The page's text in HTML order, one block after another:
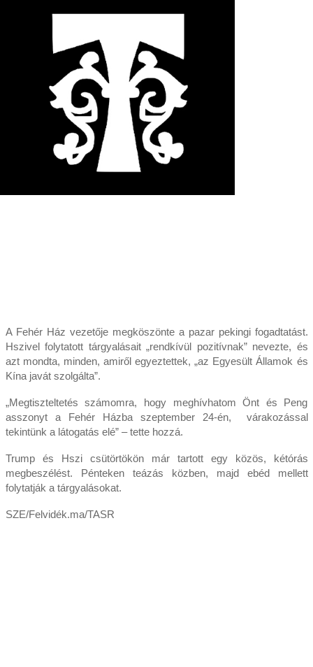
A Fehér Ház vezetője megköszönte a pazar pekingi fogadtatást.
Hszivel folytatott tárgyalásait „rendkívül pozitívnak” nevezte, és
azt mondta, minden, amiről egyeztettek, „az Egyesült Államok és
Kína javát szolgálta”.
„Megtiszteltetés számomra, hogy meghívhatom Önt és Peng
asszonyt a Fehér Házba szeptember 24-én, várakozással
tekintünk a látogatás elé” – tette hozzá.
Trump és Hszi csütörtökön már tartott egy közös, kétórás
megbeszélést. Pénteken teázás közben, majd ebéd mellett
folytatják a tárgyalásokat.
SZE/Felvidék.ma/TASR